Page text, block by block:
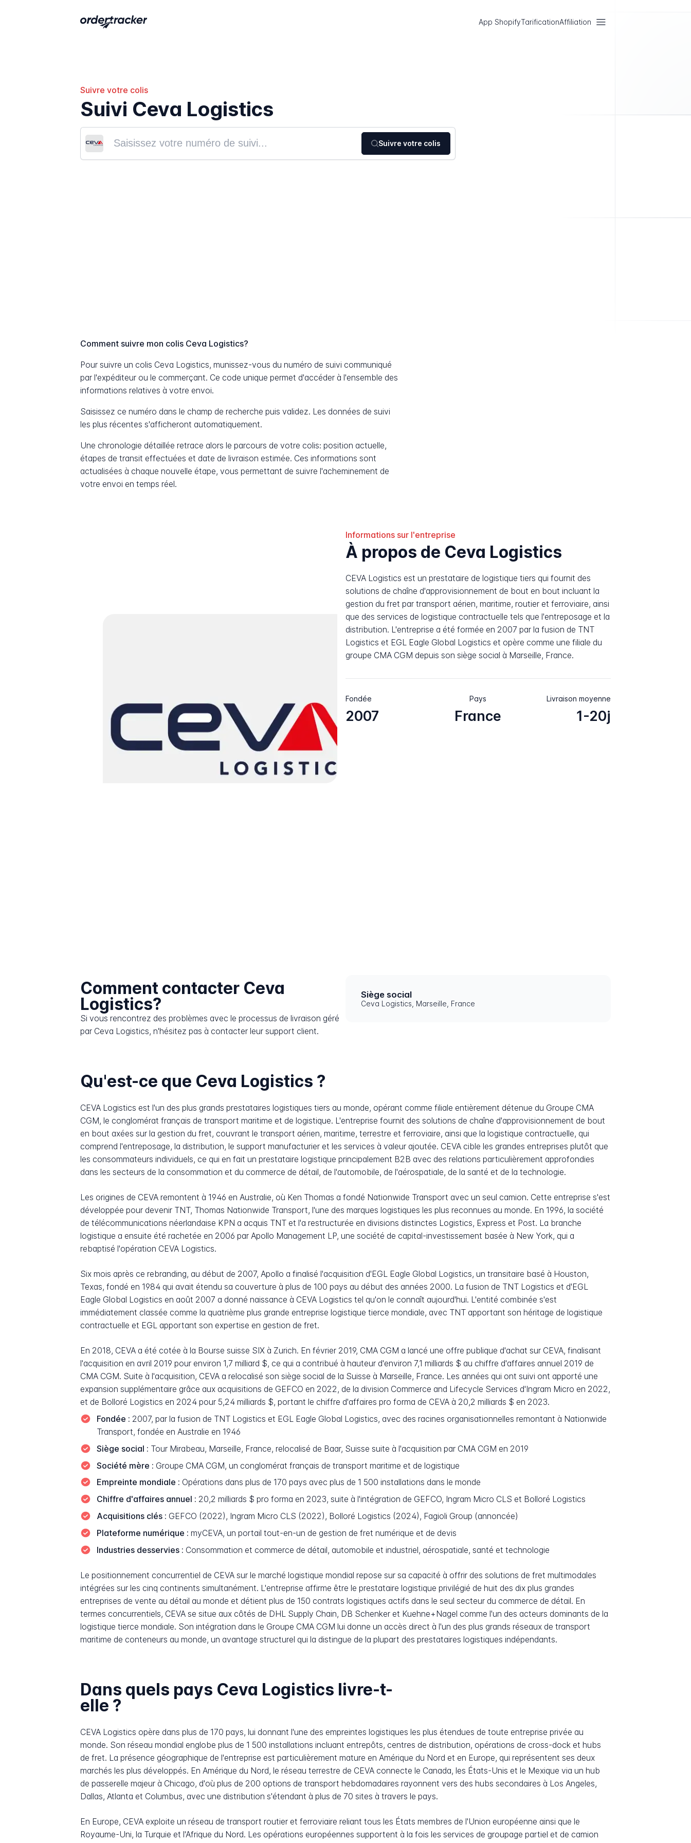
App ShopifyTarificationAffiliation
Suivre votre colis
Suivi Ceva Logistics
Suivre votre colis
Comment suivre mon colis Ceva Logistics?
Pour suivre un colis Ceva Logistics, munissez-vous du numéro de suivi communiqué
par l'expéditeur ou le commerçant. Ce code unique permet d'accéder à l'ensemble des
informations relatives à votre envoi.
Saisissez ce numéro dans le champ de recherche puis validez. Les données de suivi
les plus récentes s'afficheront automatiquement.
Une chronologie détaillée retrace alors le parcours de votre colis: position actuelle,
étapes de transit effectuées et date de livraison estimée. Ces informations sont
actualisées à chaque nouvelle étape, vous permettant de suivre l'acheminement de
votre envoi en temps réel.
Informations sur l'entreprise
À propos de Ceva Logistics
CEVA Logistics est un prestataire de logistique tiers qui fournit des
solutions de chaîne d'approvisionnement de bout en bout incluant la
gestion du fret par transport aérien, maritime, routier et ferroviaire, ainsi
que des services de logistique contractuelle tels que l'entreposage et la
distribution. L'entreprise a été formée en 2007 par la fusion de TNT
Logistics et EGL Eagle Global Logistics et opère comme une filiale du
groupe CMA CGM depuis son siège social à Marseille, France.
Fondée
2007
Pays
France
Livraison moyenne
1-20j
Comment contacter Ceva
Logistics?
Si vous rencontrez des problèmes avec le processus de livraison géré
par Ceva Logistics, n'hésitez pas à contacter leur support client.
Siège social
Ceva Logistics, Marseille, France
Qu'est-ce que Ceva Logistics ?
CEVA Logistics est l'un des plus grands prestataires logistiques tiers au monde, opérant comme filiale entièrement détenue du Groupe CMA
CGM, le conglomérat français de transport maritime et de logistique. L'entreprise fournit des solutions de chaîne d'approvisionnement de bout
en bout axées sur la gestion du fret, couvrant le transport aérien, maritime, terrestre et ferroviaire, ainsi que la logistique contractuelle, qui
comprend l'entreposage, la distribution, le support manufacturier et les services à valeur ajoutée. CEVA cible les grandes entreprises plutôt que
les consommateurs individuels, ce qui en fait un prestataire logistique principalement B2B avec des relations particulièrement approfondies
dans les secteurs de la consommation et du commerce de détail, de l'automobile, de l'aérospatiale, de la santé et de la technologie.
Les origines de CEVA remontent à 1946 en Australie, où Ken Thomas a fondé Nationwide Transport avec un seul camion. Cette entreprise s'est
développée pour devenir TNT, Thomas Nationwide Transport, l'une des marques logistiques les plus reconnues au monde. En 1996, la société
de télécommunications néerlandaise KPN a acquis TNT et l'a restructurée en divisions distinctes Logistics, Express et Post. La branche
logistique a ensuite été rachetée en 2006 par Apollo Management LP, une société de capital-investissement basée à New York, qui a
rebaptisé l'opération CEVA Logistics.
Six mois après ce rebranding, au début de 2007, Apollo a finalisé l'acquisition d'EGL Eagle Global Logistics, un transitaire basé à Houston,
Texas, fondé en 1984 qui avait étendu sa couverture à plus de 100 pays au début des années 2000. La fusion de TNT Logistics et d'EGL
Eagle Global Logistics en août 2007 a donné naissance à CEVA Logistics tel qu'on le connaît aujourd'hui. L'entité combinée s'est
immédiatement classée comme la quatrième plus grande entreprise logistique tierce mondiale, avec TNT apportant son héritage de logistique
contractuelle et EGL apportant son expertise en gestion de fret.
En 2018, CEVA a été cotée à la Bourse suisse SIX à Zurich. En février 2019, CMA CGM a lancé une offre publique d'achat sur CEVA, finalisant
l'acquisition en avril 2019 pour environ 1,7 milliard $, ce qui a contribué à hauteur d'environ 7,1 milliards $ au chiffre d'affaires annuel 2019 de
CMA CGM. Suite à l'acquisition, CEVA a relocalisé son siège social de la Suisse à Marseille, France. Les années qui ont suivi ont apporté une
expansion supplémentaire grâce aux acquisitions de GEFCO en 2022, de la division Commerce and Lifecycle Services d'Ingram Micro en 2022,
et de Bolloré Logistics en 2024 pour 5,24 milliards $, portant le chiffre d'affaires pro forma de CEVA à 20,2 milliards $ en 2023.
Fondée : 2007, par la fusion de TNT Logistics et EGL Eagle Global Logistics, avec des racines organisationnelles remontant à Nationwide
Transport, fondée en Australie en 1946
Siège social : Tour Mirabeau, Marseille, France, relocalisé de Baar, Suisse suite à l'acquisition par CMA CGM en 2019
Société mère : Groupe CMA CGM, un conglomérat français de transport maritime et de logistique
Empreinte mondiale : Opérations dans plus de 170 pays avec plus de 1 500 installations dans le monde
Chiffre d'affaires annuel : 20,2 milliards $ pro forma en 2023, suite à l'intégration de GEFCO, Ingram Micro CLS et Bolloré Logistics
Acquisitions clés : GEFCO (2022), Ingram Micro CLS (2022), Bolloré Logistics (2024), Fagioli Group (annoncée)
Plateforme numérique : myCEVA, un portail tout-en-un de gestion de fret numérique et de devis
Industries desservies : Consommation et commerce de détail, automobile et industriel, aérospatiale, santé et technologie
Le positionnement concurrentiel de CEVA sur le marché logistique mondial repose sur sa capacité à offrir des solutions de fret multimodales
intégrées sur les cinq continents simultanément. L'entreprise affirme être le prestataire logistique privilégié de huit des dix plus grandes
entreprises de vente au détail au monde et détient plus de 150 contrats logistiques actifs dans le seul secteur du commerce de détail. En
termes concurrentiels, CEVA se situe aux côtés de DHL Supply Chain, DB Schenker et Kuehne+Nagel comme l'un des acteurs dominants de la
logistique tierce mondiale. Son intégration dans le Groupe CMA CGM lui donne un accès direct à l'un des plus grands réseaux de transport
maritime de conteneurs au monde, un avantage structurel qui la distingue de la plupart des prestataires logistiques indépendants.
Dans quels pays Ceva Logistics livre-t-
elle ?
CEVA Logistics opère dans plus de 170 pays, lui donnant l'une des empreintes logistiques les plus étendues de toute entreprise privée au
monde. Son réseau mondial englobe plus de 1 500 installations incluant entrepôts, centres de distribution, opérations de cross-dock et hubs
de fret. La présence géographique de l'entreprise est particulièrement mature en Amérique du Nord et en Europe, qui représentent ses deux
marchés les plus développés. En Amérique du Nord, le réseau terrestre de CEVA connecte le Canada, les États-Unis et le Mexique via un hub
de passerelle majeur à Chicago, d'où plus de 200 options de transport hebdomadaires rayonnent vers des hubs secondaires à Los Angeles,
Dallas, Atlanta et Columbus, avec une distribution s'étendant à plus de 70 sites à travers le pays.
En Europe, CEVA exploite un réseau de transport routier et ferroviaire reliant tous les États membres de l'Union européenne ainsi que le
Royaume-Uni, la Turquie et l'Afrique du Nord. Les opérations européennes supportent à la fois les services de groupage partiel et de camion